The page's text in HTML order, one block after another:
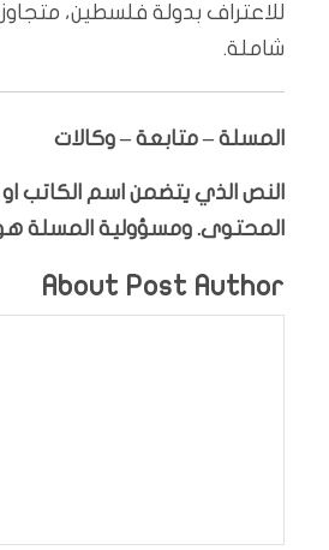
للاعتراف بدولة فلسطين،
شاملة.
المسلة – متابعة – وكالات
النص الذي يتضمن اسم الكاتب
المحتوى. ومسؤولية المسلة هو
About Post Author